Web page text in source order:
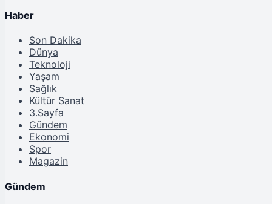
Haber
Son Dakika
Dünya
Teknoloji
Yaşam
Sağlık
Kültür Sanat
3.Sayfa
Gündem
Ekonomi
Spor
Magazin
Gündem